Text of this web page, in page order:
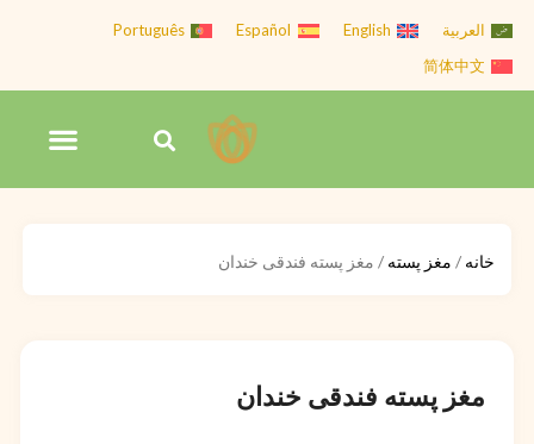
محتوا
العربية English
Español
Português
简体中文
جستجو
خانه / مغز پسته / مغز پسته فندقی خندان
مغز پسته فندقی خندان